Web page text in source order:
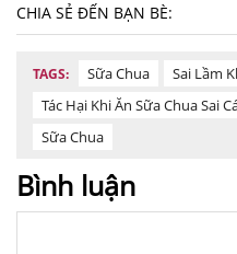
CHIA SẺ ĐẾN BẠN BÈ:
TAGS: Sữa Chua
Sai Lầm
Tác Hại Khi Ăn Sữa Chua Sai
Sữa Chua
Bình luận